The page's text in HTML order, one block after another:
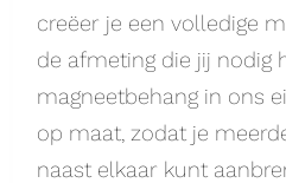
creëer je een volledige
de afmeting die jij nodig
magneetbehang in ons
op maat, zodat je
naast elkaar kunt